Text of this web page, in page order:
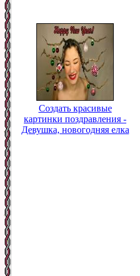
Создать красивые
картинки поздравления -
Девушка, новогодняя елка